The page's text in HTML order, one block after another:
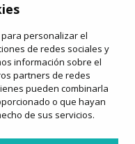
personalizar el
de redes sociales y
información sobre el
partners de redes
pueden combinarla
o que hayan
de sus servicios.